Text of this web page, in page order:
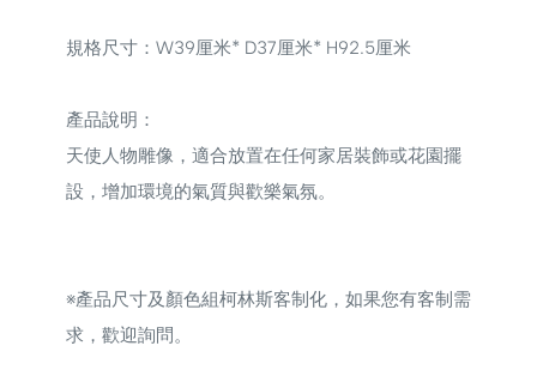
規格尺寸：W39厘米* D37厘米* H92.5厘米
產品說明：
天使人物雕像， 適合放置在任何家居裝飾或花園擺
設，增加環境的氣質與歡樂氣氛。
※產品尺寸及顏色組柯林斯客制化，如果您有客制需
求，歡迎詢問。